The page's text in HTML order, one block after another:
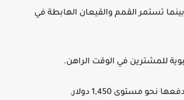
تستمر القمم والقيعان الهابطة في